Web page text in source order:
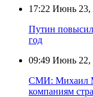
17:22 Июнь 23,
Путин
год
09:49 Июнь 22,
СМИ: Михаил
компаниям